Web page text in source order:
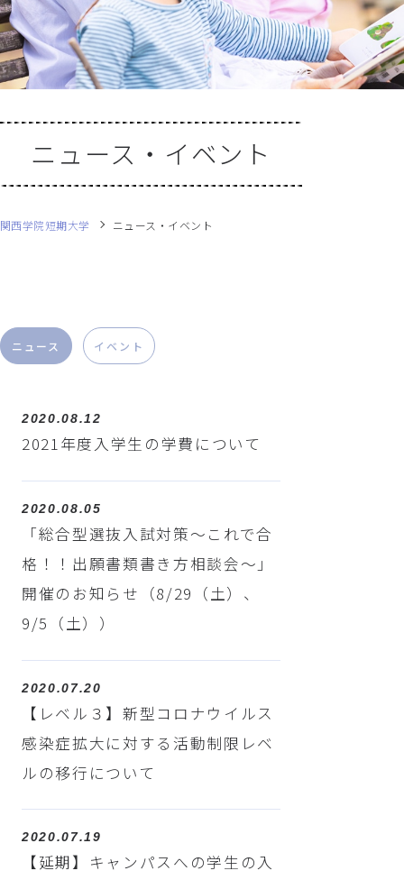
ニュース・イベント
関西学院短期大学 ニュース・イベント
ニュース イベント
2020.08.12
2021年度入学生の学費について
2020.08.05
「総合型選抜入試対策～これで合
格！！出願書類書き方相談会～」
開催のお知らせ（8/29（土）、
9/5（土））
2020.07.20
【レベル３】新型コロナウイルス
感染症拡大に対する活動制限レベ
ルの移行について
2020.07.19
【延期】キャンパスへの学生の入